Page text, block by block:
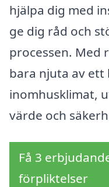
hjälpa dig med
ge dig råd och
processen. Med
bara njuta av ett
inomhusklimat,
värde och
Få 3
förpliktelser